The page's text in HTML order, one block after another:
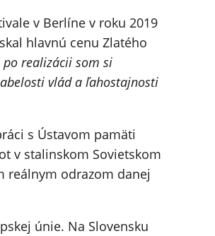
v Berlíne v roku 2019
hlavnú cenu Zlatého
po realizácii som si
vlád a ľahostajnosti
s Ústavom pamäti
v stalinskom Sovietskom
reálnym odrazom danej
únie. Na Slovensku